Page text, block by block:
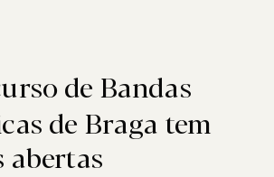
de Bandas
de Braga tem
abertas